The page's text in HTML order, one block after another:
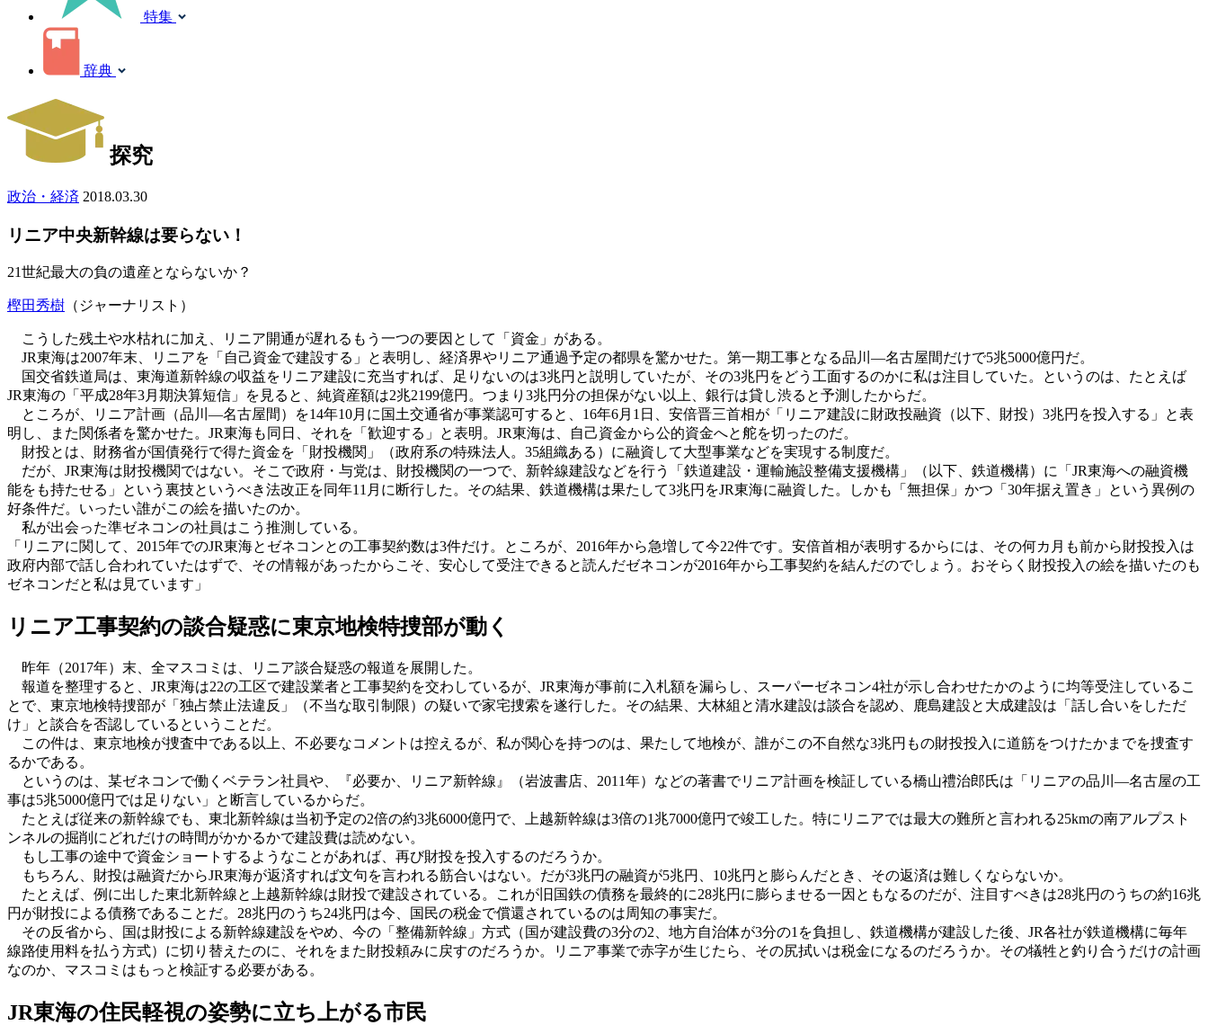
特集
辞典
探究
政治・経済 2018.03.30
リニア中央新幹線は要らない！
21世紀最大の負の遺産とならないか？
樫田秀樹 （ジャーナリスト）
こうした残土や水枯れに加え、リニア開通が遅れるもう一つの要因として「資金」がある。
JR東海は2007年末、リニアを「自己資金で建設する」と表明し、経済界やリニア通過予定の都県を驚かせた。第一期工事となる品川―名古屋間だけで5兆5000億円だ。
国交省鉄道局は、東海道新幹線の収益をリニア建設に充当すれば、足りないのは3兆円と説明していたが、その3兆円をどう工面するのかに私は注目していた。というのは、たとえば
JR東海の「平成28年3月期決算短信」を見ると、純資産額は2兆2199億円。つまり3兆円分の担保がない以上、銀行は貸し渋ると予測したからだ。
ところが、リニア計画（品川―名古屋間）を14年10月に国土交通省が事業認可すると、16年6月1日、安倍晋三首相が「リニア建設に財政投融資（以下、財投）3兆円を投入する」と表
明し、また関係者を驚かせた。JR東海も同日、それを「歓迎する」と表明。JR東海は、自己資金から公的資金へと舵を切ったのだ。
財投とは、財務省が国債発行で得た資金を「財投機関」（政府系の特殊法人。35組織ある）に融資して大型事業などを実現する制度だ。
だが、JR東海は財投機関ではない。そこで政府・与党は、財投機関の一つで、新幹線建設などを行う「鉄道建設・運輸施設整備支援機構」（以下、鉄道機構）に「JR東海への融資機
能をも持たせる」という裏技というべき法改正を同年11月に断行した。その結果、鉄道機構は果たして3兆円をJR東海に融資した。しかも「無担保」かつ「30年据え置き」という異例の
好条件だ。いったい誰がこの絵を描いたのか。
私が出会った準ゼネコンの社員はこう推測している。
「リニアに関して、2015年でのJR東海とゼネコンとの工事契約数は3件だけ。ところが、2016年から急増して今22件です。安倍首相が表明するからには、その何カ月も前から財投投入は
政府内部で話し合われていたはずで、その情報があったからこそ、安心して受注できると読んだゼネコンが2016年から工事契約を結んだのでしょう。おそらく財投投入の絵を描いたのも
ゼネコンだと私は見ています」
リニア工事契約の談合疑惑に東京地検特捜部が動く
昨年（2017年）末、全マスコミは、リニア談合疑惑の報道を展開した。
報道を整理すると、JR東海は22の工区で建設業者と工事契約を交わしているが、JR東海が事前に入札額を漏らし、スーパーゼネコン4社が示し合わせたかのように均等受注しているこ
とで、東京地検特捜部が「独占禁止法違反」（不当な取引制限）の疑いで家宅捜索を遂行した。その結果、大林組と清水建設は談合を認め、鹿島建設と大成建設は「話し合いをしただ
け」と談合を否認しているということだ。
この件は、東京地検が捜査中である以上、不必要なコメントは控えるが、私が関心を持つのは、果たして地検が、誰がこの不自然な3兆円もの財投投入に道筋をつけたかまでを捜査す
るかである。
というのは、某ゼネコンで働くベテラン社員や、『必要か、リニア新幹線』（岩波書店、2011年）などの著書でリニア計画を検証している橋山禮治郎氏は「リニアの品川―名古屋の工
事は5兆5000億円では足りない」と断言しているからだ。
たとえば従来の新幹線でも、東北新幹線は当初予定の2倍の約3兆6000億円で、上越新幹線は3倍の1兆7000億円で竣工した。特にリニアでは最大の難所と言われる25kmの南アルプスト
ンネルの掘削にどれだけの時間がかかるかで建設費は読めない。
もし工事の途中で資金ショートするようなことがあれば、再び財投を投入するのだろうか。
もちろん、財投は融資だからJR東海が返済すれば文句を言われる筋合いはない。だが3兆円の融資が5兆円、10兆円と膨らんだとき、その返済は難しくならないか。
たとえば、例に出した東北新幹線と上越新幹線は財投で建設されている。これが旧国鉄の債務を最終的に28兆円に膨らませる一因ともなるのだが、注目すべきは28兆円のうちの約16兆
円が財投による債務であることだ。28兆円のうち24兆円は今、国民の税金で償還されているのは周知の事実だ。
その反省から、国は財投による新幹線建設をやめ、今の「整備新幹線」方式（国が建設費の3分の2、地方自治体が3分の1を負担し、鉄道機構が建設した後、JR各社が鉄道機構に毎年
線路使用料を払う方式）に切り替えたのに、それをまた財投頼みに戻すのだろうか。リニア事業で赤字が生じたら、その尻拭いは税金になるのだろうか。その犠牲と釣り合うだけの計画
なのか、マスコミはもっと検証する必要がある。
JR東海の住民軽視の姿勢に立ち上がる市民